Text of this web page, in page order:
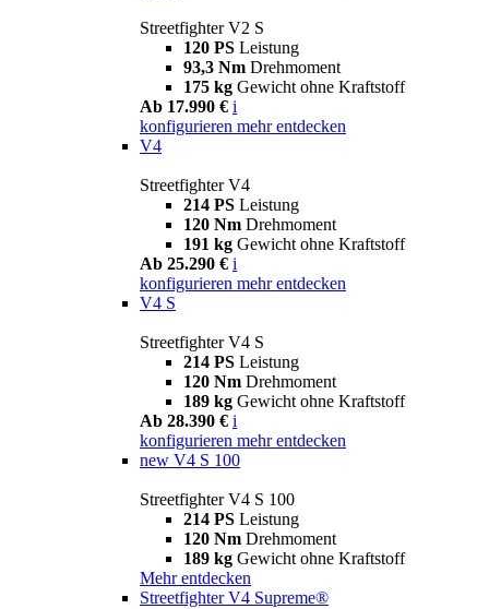
Streetfighter V2 S
120 PS Leistung
93,3 Nm Drehmoment
175 kg Gewicht ohne Kraftstoff
Ab 17.990 € i
konfigurieren mehr entdecken
V4
Streetfighter V4
214 PS Leistung
120 Nm Drehmoment
191 kg Gewicht ohne Kraftstoff
Ab 25.290 € i
konfigurieren mehr entdecken
V4 S
Streetfighter V4 S
214 PS Leistung
120 Nm Drehmoment
189 kg Gewicht ohne Kraftstoff
Ab 28.390 € i
konfigurieren mehr entdecken
new V4 S 100
Streetfighter V4 S 100
214 PS Leistung
120 Nm Drehmoment
189 kg Gewicht ohne Kraftstoff
Mehr entdecken
Streetfighter V4 Supreme®